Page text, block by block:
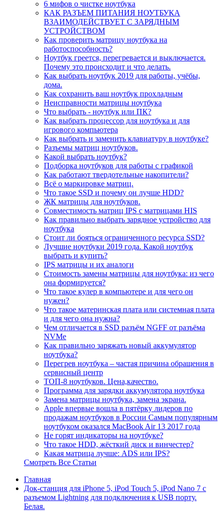
6 мифов о чистке ноутбука
КАК РАЗЪЕМ ПИТАНИЯ НОУТБУКА
ВЗАИМОДЕЙСТВУЕТ С ЗАРЯДНЫМ
УСТРОЙСТВОМ
Как проверить матрицу ноутбука на
работоспособность?
Ноутбук греется, перегревается и выключается.
Почему это происходит и что делать.
Как выбрать ноутбук 2019 для работы, учёбы,
дома.
Как сохранить ваш ноутбук прохладным
Неисправности матрицы ноутбука
Что выбрать - ноутбук или ПК?
Как выбрать процессор для ноутбука и для
игрового компьютера
Как выбрать и заменить клавиатуру в ноутбуке?
Разъемы матриц ноутбуков.
Какой выбрать ноутбук?
Подборка ноутбуков для работы с графикой
Как работают твердотельные накопители?
Всё о маркировке матриц.
Что такое SSD и почему он лучше HDD?
ЖК матрицы для ноутбуков.
Совместимость матриц IPS с матрицами HIS
Как правильно выбрать зарядное устройство для
ноутбука
Стоит ли бояться ограниченного ресурса SSD?
Лучшие ноутбуки 2019 года. Какой ноутбук
выбрать и купить?
IPS матрицы и их аналоги
Стоимость замены матрицы для ноутбука: из чего
она формируется?
Что такое кулер в компьютере и для чего он
нужен?
Что такое материнская плата или системная плата
и для чего она нужна?
Чем отличается в SSD разъём NGFF от разъёма
NVMe
Как правильно заряжать новый аккумулятор
ноутбука?
Перегрев ноутбука – частая причина обращения в
сервисный центр
ТОП-8 ноутбуков. Цена,качество.
Программа для зарядки аккумулятора ноутбука
Замена матрицы ноутбука, замена экрана.
Apple впервые вошла в пятёрку лидеров по
продажам ноутбуков в России Самым популярным
ноутбуком оказался MacBook Air 13 2017 года
Не горят индикаторы на ноутбуке?
Что такое HDD, жёсткий диск и винчестер?
Какая матрица лучше: ADS или IPS?
Смотреть Все Статьи
Главная
Док-станция для iPhone 5, iPod Touch 5, iPod Nano 7 с
разъемом Lightning для подключения к USB порту.
Белая.